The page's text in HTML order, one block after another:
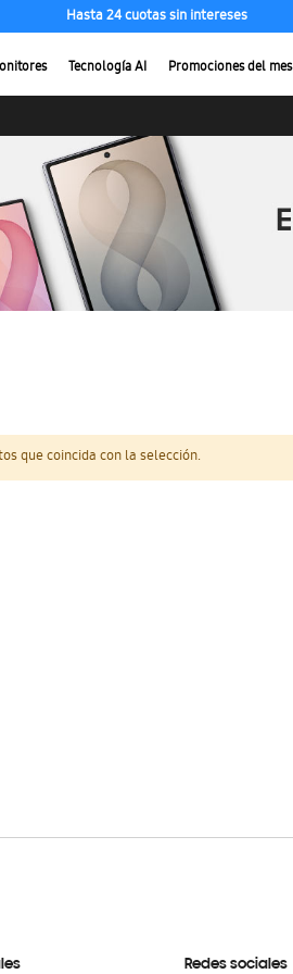
Hasta 24 cuotas sin intereses
Tecnología AI Promociones del mes
que coincida con la selección.
Redes sociales